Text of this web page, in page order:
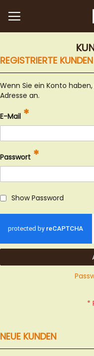
REGISTRIERTE KUNDEN
Wenn Sie ein Konto
Adresse an.
E-Mail
Passwort
Show Password
NEUE KUNDEN